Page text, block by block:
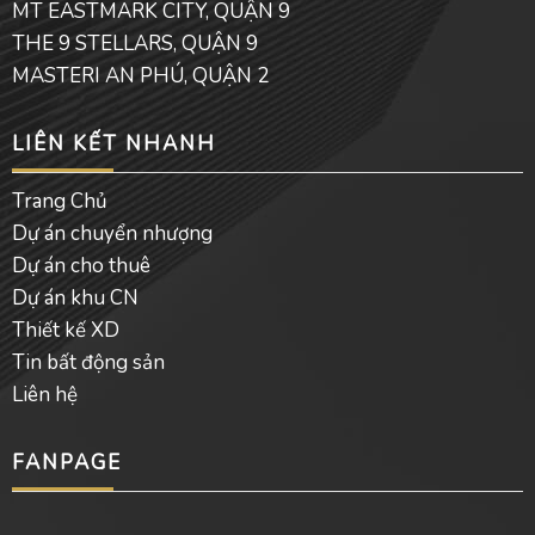
k e
MT EASTMARK CITY, QUẬN 9
THE 9 STELLARS, QUẬN 9
MASTERI AN PHÚ, QUẬN 2
LIÊN KẾT NHANH
Trang Chủ
Dự án chuyển nhượng
Dự án cho thuê
Dự án khu CN
Thiết kế XD
Tin bất động sản
Liên hệ
FANPAGE